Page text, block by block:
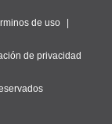
de uso
de privacidad